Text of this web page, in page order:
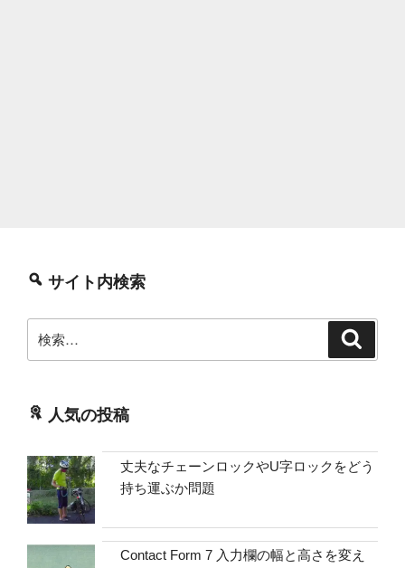
サイト内検索
索:
人気の投稿
丈夫なチェーンロックやU字ロックをどう
持ち運ぶか問題
Contact Form 7 入力欄の幅と高さを変え